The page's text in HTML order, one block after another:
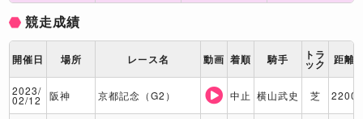
競走成績
開催日 場所 レース名 動画 着順 騎手 トラ
ック 距離
2023/
02/12 阪神 京都記念（G2） 中止 横山武史 芝 2200